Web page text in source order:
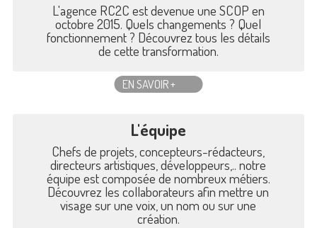
L'agence RC2C est devenue une SCOP en
octobre 2015. Quels changements ? Quel
fonctionnement ? Découvrez tous les détails
de cette transformation.
EN SAVOIR +
L'équipe
Chefs de projets, concepteurs-rédacteurs,
directeurs artistiques, développeurs,.. notre
équipe est composée de nombreux métiers.
Découvrez les collaborateurs afin mettre un
visage sur une voix, un nom ou sur une
création.